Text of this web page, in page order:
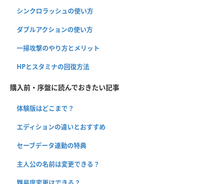
シンクロラッシュの使い方
ダブルアクションの使い方
一掃攻撃のやり方とメリット
HPとスタミナの回復方法
購入前・序盤に読んでおきたい記事
体験版はどこまで？
エディションの違いとおすすめ
セーブデータ連動の特典
主人公の名前は変更できる？